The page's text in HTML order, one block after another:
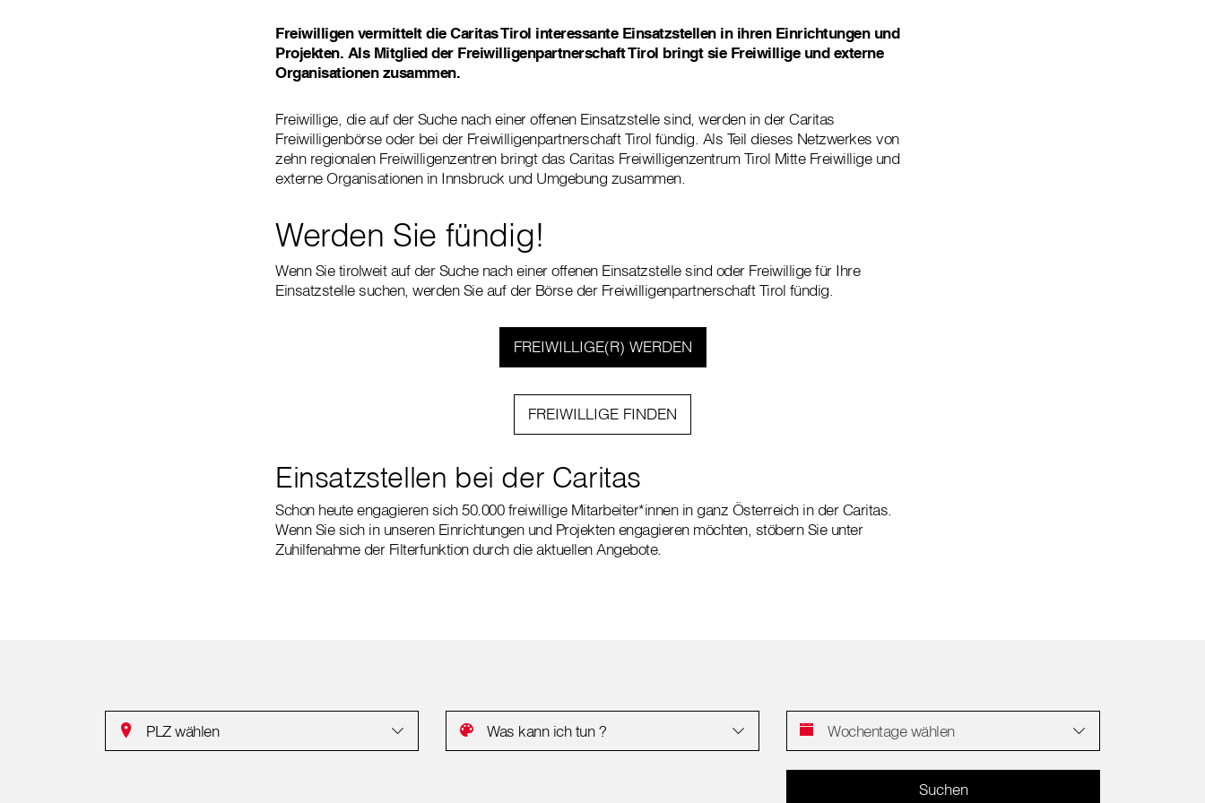
Freiwilligen vermittelt die Caritas Tirol interessante Einsatzstellen in ihren Einrichtungen und
Projekten. Als Mitglied der Freiwilligenpartnerschaft Tirol bringt sie Freiwillige und externe
Organisationen zusammen.
Freiwillige, die auf der Suche nach einer offenen Einsatzstelle sind, werden in der Caritas
Freiwilligenbörse oder bei der Freiwilligenpartnerschaft Tirol fündig. Als Teil dieses Netzwerkes von
zehn regionalen Freiwilligenzentren bringt das Caritas Freiwilligenzentrum Tirol Mitte Freiwillige und
externe Organisationen in Innsbruck und Umgebung zusammen.
Werden Sie fündig!
Wenn Sie tirolweit auf der Suche nach einer offenen Einsatzstelle sind oder Freiwillige für Ihre
Einsatzstelle suchen, werden Sie auf der Börse der Freiwilligenpartnerschaft Tirol fündig.
FREIWILLIGE(R) WERDEN
FREIWILLIGE FINDEN
Einsatzstellen bei der Caritas
Schon heute engagieren sich 50.000 freiwillige Mitarbeiter*innen in ganz Österreich in der Caritas.
Wenn Sie sich in unseren Einrichtungen und Projekten engagieren möchten, stöbern Sie unter
Zuhilfenahme der Filterfunktion durch die aktuellen Angebote.
PLZ wählen Was kann ich tun ? Wochentage wählen